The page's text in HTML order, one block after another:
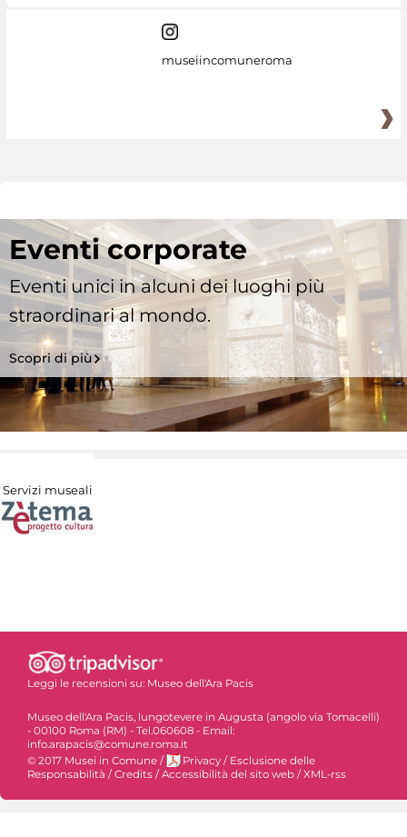
museiincomuneroma
Eventi corporate
Eventi unici in alcuni dei luoghi più
straordinari al mondo.
Scopri di più
Servizi museali
Leggi le recensioni su: Museo dell'Ara Pacis
Museo dell'Ara Pacis, lungotevere in Augusta (angolo via Tomacelli)
- 00100 Roma (RM) - Tel.060608 - Email:
info.arapacis@comune.roma.it
© 2017 Musei in Comune / Privacy / Esclusione delle
Responsabilità / Credits / Accessibilità del sito web / XML-rss